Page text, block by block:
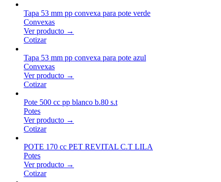
Tapa 53 mm pp convexa para pote verde
Convexas
Ver producto →
Cotizar
Tapa 53 mm pp convexa para pote azul
Convexas
Ver producto →
Cotizar
Pote 500 cc pp blanco b.80 s.t
Potes
Ver producto →
Cotizar
POTE 170 cc PET REVITAL C.T LILA
Potes
Ver producto →
Cotizar